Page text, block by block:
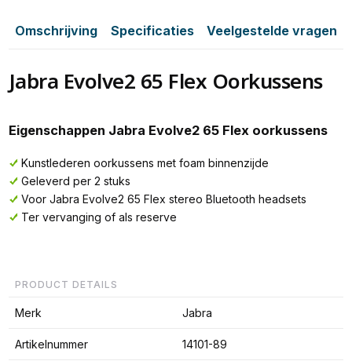
Omschrijving Specificaties Veelgestelde vragen
Jabra Evolve2 65 Flex Oorkussens
Eigenschappen Jabra Evolve2 65 Flex oorkussens
Kunstlederen oorkussens met foam binnenzijde
Geleverd per 2 stuks
Voor Jabra Evolve2 65 Flex stereo Bluetooth headsets
Ter vervanging of als reserve
PRODUCT DETAILS
Merk Jabra
Artikelnummer 14101-89